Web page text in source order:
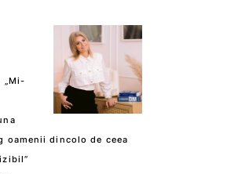
„Mi-
oamenii dincolo de ceea